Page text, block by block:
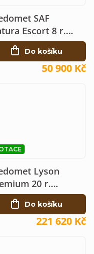
SAF
Escort 8 r.
230V Ø90
50 900 Kč
Do košíku
Lyson
20 r.
230V Ø120
221 620 Kč
Do košíku